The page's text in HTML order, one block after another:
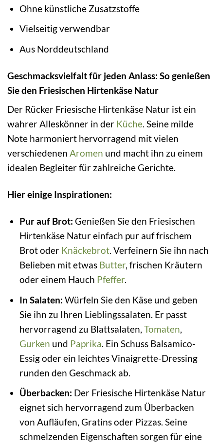
Ohne künstliche Zusatzstoffe
Vielseitig verwendbar
Aus Norddeutschland
Geschmacksvielfalt für jeden Anlass: So genießen
Sie den Friesischen Hirtenkäse Natur
Der Rücker Friesische Hirtenkäse Natur ist ein
wahrer Alleskönner in der Küche. Seine milde
Note harmoniert hervorragend mit vielen
verschiedenen Aromen und macht ihn zu einem
idealen Begleiter für zahlreiche Gerichte.
Hier einige Inspirationen:
Pur auf Brot: Genießen Sie den Friesischen
Hirtenkäse Natur einfach pur auf frischem
Brot oder Knäckebrot. Verfeinern Sie ihn nach
Belieben mit etwas Butter, frischen Kräutern
oder einem Hauch Pfeffer.
In Salaten: Würfeln Sie den Käse und geben
Sie ihn zu Ihren Lieblingssalaten. Er passt
hervorragend zu Blattsalaten, Tomaten
Gurken und Paprika . Ein Schuss Balsamico-
Essig oder ein leichtes Vinaigrette-Dressing
runden den Geschmack ab.
Überbacken: Der Friesische Hirtenkäse Natur
eignet sich hervorragend zum Überbacken
von Aufläufen, Gratins oder Pizzas. Seine
schmelzenden Eigenschaften sorgen für eine